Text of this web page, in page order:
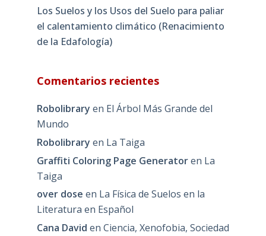
Los Suelos y los Usos del Suelo para paliar
el calentamiento climático (Renacimiento
de la Edafología)
Comentarios recientes
Robolibrary en El Árbol Más Grande del
Mundo
Robolibrary en La Taiga
Graffiti Coloring Page Generatoren La
Taiga
over dose en La Física de Suelos en la
Literatura en Español
Cana David en Ciencia, Xenofobia, Sociedad